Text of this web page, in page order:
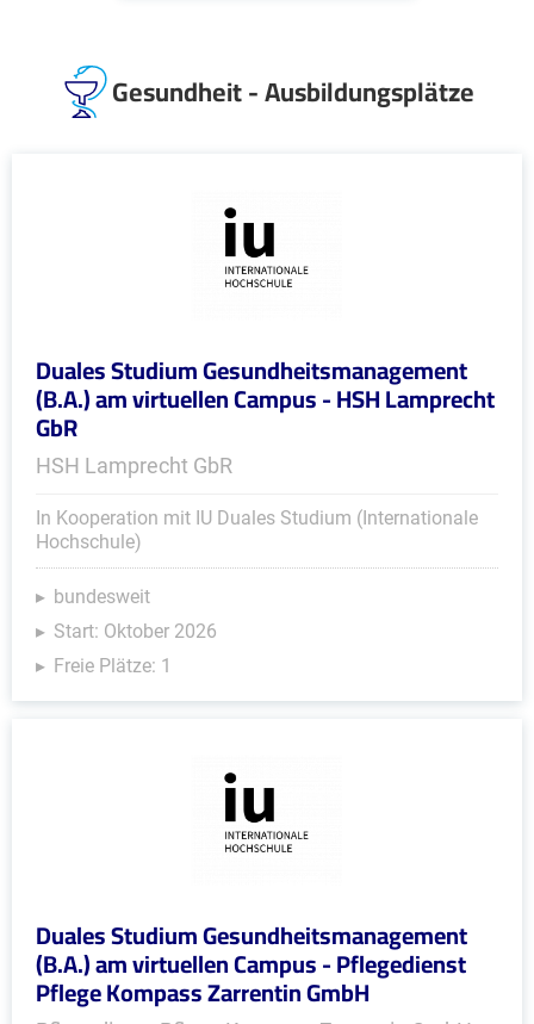
Gesundheit - Ausbildungsplätze
Duales Studium Gesundheitsmanagement
(B.A.) am virtuellen Campus - HSH Lamprecht
GbR
HSH Lamprecht GbR
In Kooperation mit IU Duales Studium (Internationale
Hochschule)
bundesweit
Start: Oktober 2026
Freie Plätze: 1
Duales Studium Gesundheitsmanagement
(B.A.) am virtuellen Campus - Pflegedienst
Pflege Kompass Zarrentin GmbH